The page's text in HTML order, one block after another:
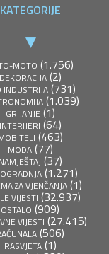
KATEGORIJE
MOTO (1.756)
DEKORACIJA(2)
INDUSTRIJA(731)
(1.039)
GRIJANJE (1)
INTERIJERI (64)
(463)
MODA(77)
NAMJEŠTAJ (37)
(1.271)
ZA VJENČANJA(1)
VIJESTI (32.937)
OSTALO (909)
VIJESTI (27.415)
(506)
RASVJETA(1)